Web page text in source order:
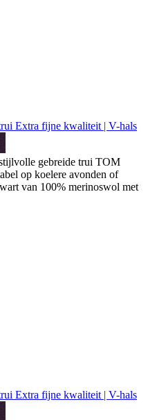
Extra fijne kwaliteit | V-hals
gebreide trui TOM
op koelere avonden of
van 100% merinoswol met
Extra fijne kwaliteit | V-hals